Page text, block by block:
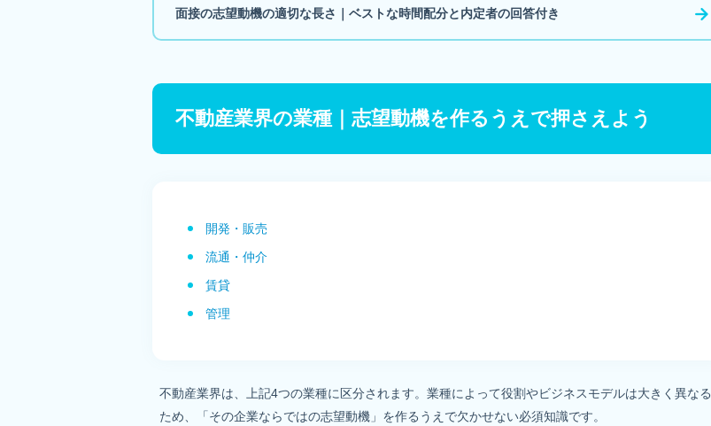
面接の志望動機の適切な長さ｜ベストな時間配分と内定者の回答付き
不動産業界の業種｜志望動機を作るうえで押さえよう
開発・販売
流通・仲介
賃貸
管理
不動産業界は、上記4つの業種に区分されます。業種によって役割やビジネスモデルは大きく異なる
ため、「その企業ならではの志望動機」を作るうえで欠かせない必須知識です。